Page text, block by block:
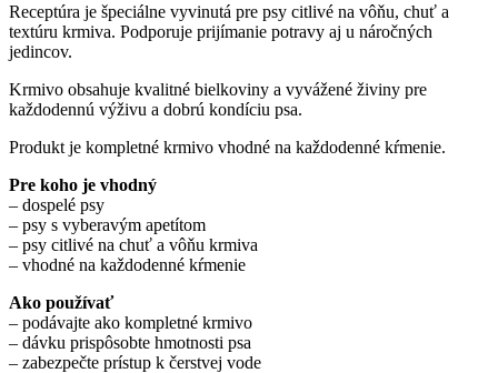
Receptúra je špeciálne vyvinutá pre psy citlivé na vôňu, chuť a
textúru krmiva. Podporuje prijímanie potravy aj u náročných
jedincov.
Krmivo obsahuje kvalitné bielkoviny a vyvážené živiny pre
každodennú výživu a dobrú kondíciu psa.
Produkt je kompletné krmivo vhodné na každodenné kŕmenie.
Pre koho je vhodný
– dospelé psy
– psy s vyberavým apetítom
– psy citlivé na chuť a vôňu krmiva
– vhodné na každodenné kŕmenie
Ako používať
– podávajte ako kompletné krmivo
– dávku prispôsobte hmotnosti psa
– zabezpečte prístup k čerstvej vode